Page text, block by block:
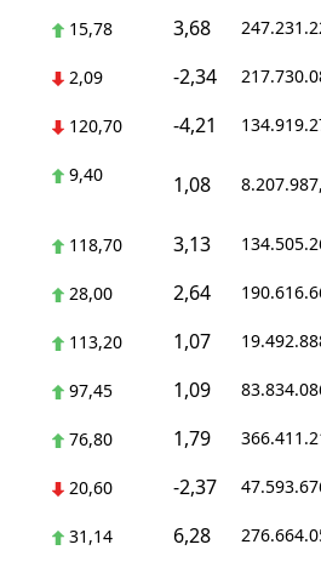
Van
Yozgat
Zonguldak
Aksaray
Bayburt
Karaman
Kırıkkale
15,78 3,68
2,09 -2,34
120,70 -4,21
9,40 1,08
118,70 3,13
28,00 2,64
113,20 1,07
97,45 1,09
76,80 1,79
20,60 -2,37
31,14 6,28